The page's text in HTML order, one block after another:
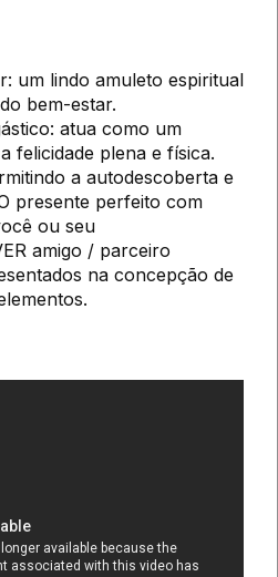
um lindo amuleto espiritual
bem-estar.
atua como um
felicidade plena e física.
a autodescoberta e
presente perfeito com
ou seu
amigo / parceiro
na concepção de